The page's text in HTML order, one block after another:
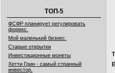
ТОП-5
ФСФР планирует регулировать
форекс.
Мой маленький бизнес.
Старые открытки
Инвестиционные монеты
Хетти Грин - самый странный
инвестор.